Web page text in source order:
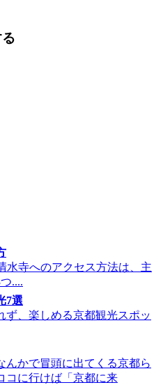
水寺へのアクセス方法は、主
....
7選
ず、楽しめる京都観光スポッ
んかで冒頭に出てくる京都ら
コに行けば「京都に来